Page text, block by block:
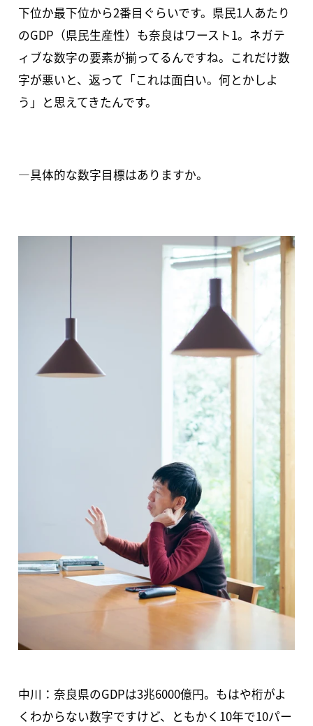
下位か最下位から2番目ぐらいです。県民1人あたり
のGDP（県民生産性）も奈良はワースト1。ネガテ
ィブな数字の要素が揃ってるんですね。これだけ数
字が悪いと、返って「これは面白い。何とかしよ
う」と思えてきたんです。
―具体的な数字目標はありますか。
中川：奈良県のGDPは3兆6000億円。もはや桁がよ
くわからない数字ですけど、ともかく10年で10パー